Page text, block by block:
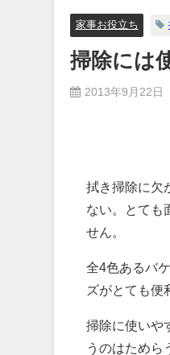
家事お役立ち
掃除には
2013年9月22日
拭き掃除に欠
ない。とても
せん。
全4色あるバ
ズがとても便
掃除に使いや
うのはためら